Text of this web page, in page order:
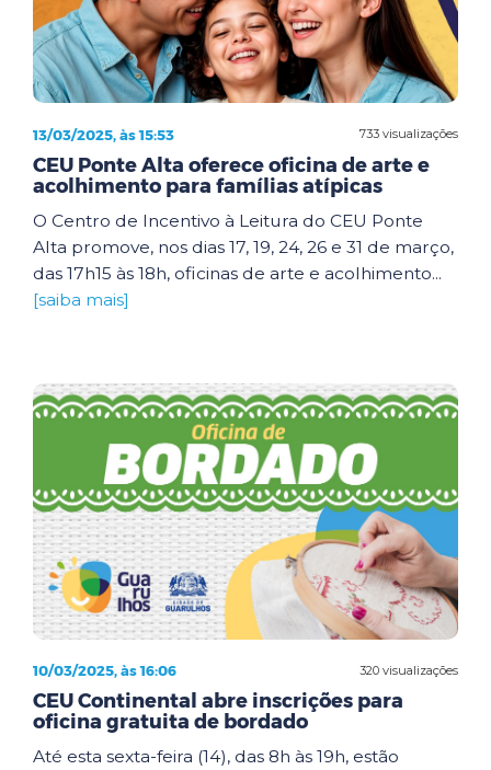
733 visualizações
13/03/2025, às 15:53
CEU Ponte Alta oferece oficina de arte e
acolhimento para famílias atípicas
O Centro de Incentivo à Leitura do CEU Ponte
Alta promove, nos dias 17, 19, 24, 26 e 31 de março,
das 17h15 às 18h, oficinas de arte e acolhimento...
[saiba mais]
320 visualizações
10/03/2025, às 16:06
CEU Continental abre inscrições para
oficina gratuita de bordado
Até esta sexta-feira (14), das 8h às 19h, estão